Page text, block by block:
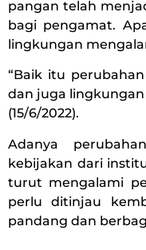
pangan telah
bagi pengamat.
lingkungan
“Baik itu
dan juga lingkungan
(15/6/2022).
Adanya
kebijakan dari
turut mengalami
perlu ditinjau
pandang dan